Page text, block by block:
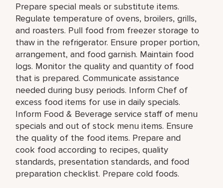
Prepare special meals or substitute items.
Regulate temperature of ovens, broilers, grills,
and roasters. Pull food from freezer storage to
thaw in the refrigerator. Ensure proper portion,
arrangement, and food garnish. Maintain food
logs. Monitor the quality and quantity of food
that is prepared. Communicate assistance
needed during busy periods. Inform Chef of
excess food items for use in daily specials.
Inform Food & Beverage service staff of menu
specials and out of stock menu items. Ensure
the quality of the food items. Prepare and
cook food according to recipes, quality
standards, presentation standards, and food
preparation checklist. Prepare cold foods.